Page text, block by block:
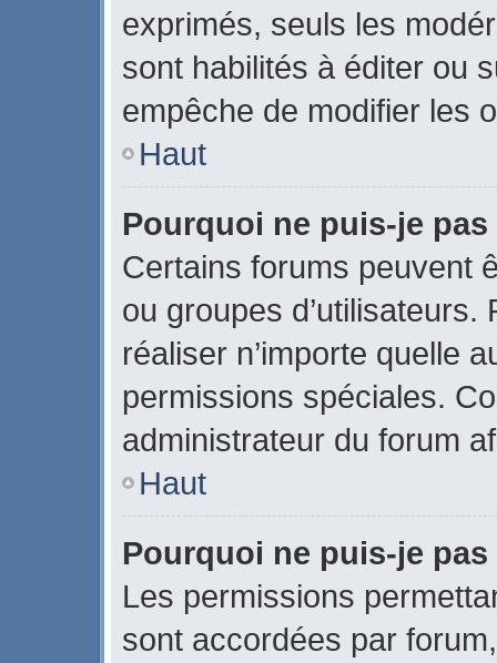
exprimés, seuls les
sont habilités à éditer ou
empêche de modifier les
Haut
Pourquoi ne puis-je
Certains forums peuvent
ou groupes
réaliser n’importe quelle
permissions spéciales.
administrateur du forum
Haut
Pourquoi ne puis-je
Les permissions
sont accordées par